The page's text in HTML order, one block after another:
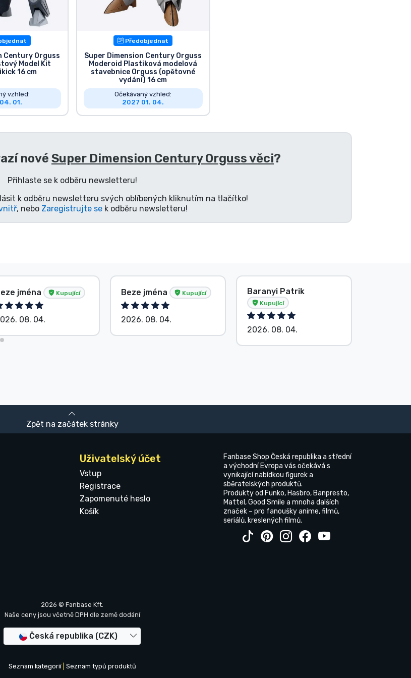
Century Orguss
Model Kit
16 cm
vzhled:
01.
Předobjednat
Super Dimension Century Orguss
Moderoid Plastiková modelová
stavebnice Orguss (opětovné
vydání) 16 cm
Očekávaný vzhled:
2027 01. 04.
nové Super Dimension Century Orguss věci?
Přihlaste se k odběru newsletteru!
k odběru newsletteru svých oblíbených kliknutím na tlačítko!
, nebo Zaregistrujte sek odběru newsletteru!
jména Kupující
08. 04.
Beze jména Kupující
2026. 08. 04.
Baranyi Patrik
Kupující
2026. 08. 04.
Zpět na začátek stránky
Uživatelský účet
Vstup
Registrace
Zapomenuté heslo
Košík
Fanbase Shop Česká republika a střední
a východní Evropa vás očekává s
vynikající nabídkou figurek a
sběratelských produktů.
Produkty od Funko, Hasbro, Banpresto,
Mattel, Good Smile a mnoha dalších
značek – pro fanoušky anime, filmů,
seriálů, kreslených filmů.
2026 © Fanbase Kft.
Naše ceny jsou včetně DPH dle země dodání
Česká republika (CZK)
Seznam kategorií| Seznam typů produktů